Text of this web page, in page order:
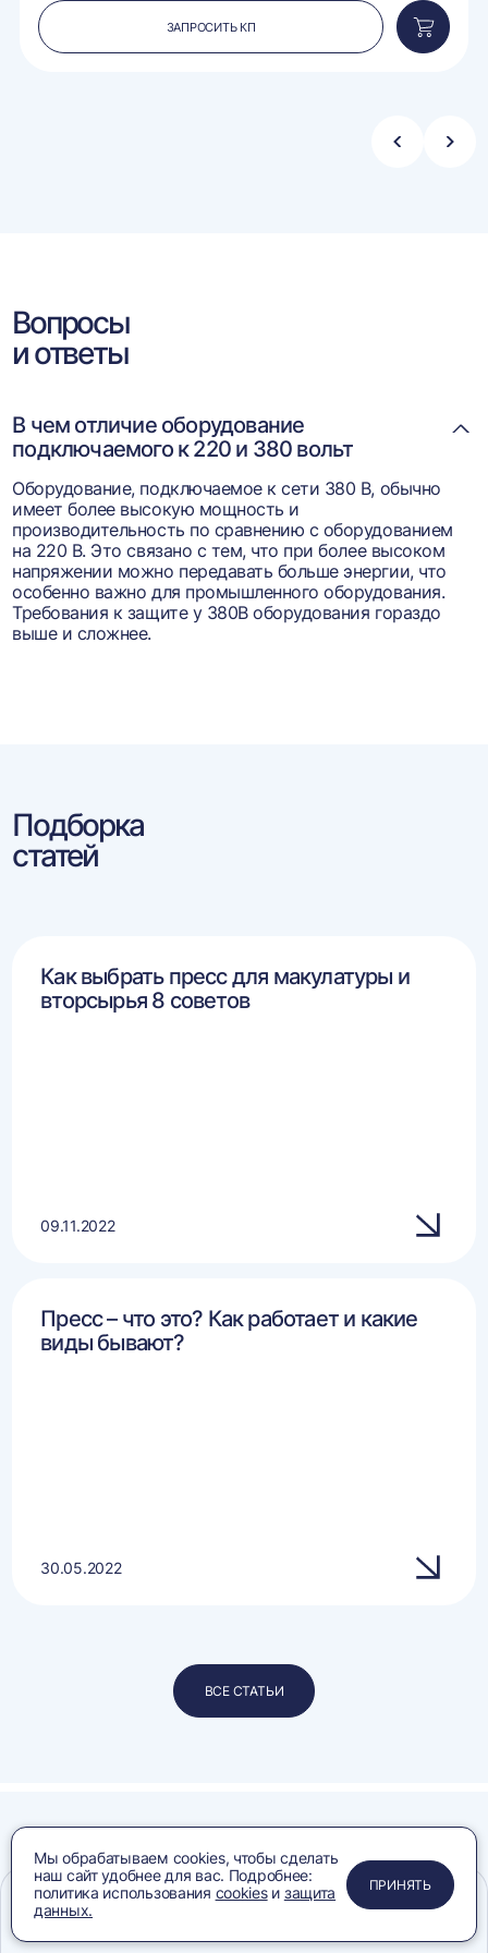
ЗАПРОСИТЬ КП
в
Стрелка
Вопросы
и ответы
В чем отличие оборудование
подключаемого к 220 и 380 вольт
Оборудование, подключаемое к сети 380 В, обычно
имеет более высокую мощность и
производительность по сравнению с оборудованием
на 220 В. Это связано с тем, что при более высоком
напряжении можно передавать больше энергии, что
особенно важно для промышленного оборудования.
Требования к защите у 380В оборудования гораздо
выше и сложнее.
Подборка
статей
Как выбрать пресс для макулатуры и
вторсырья 8 советов
09.11.2022
Пресс – что это? Как работает и какие
виды бывают?
30.05.2022
ВСЕ СТАТЬИ
Лицензии
и сертификаты
ПРИМЕНИТЬ
ЗАКРЫТЬ
ЗАКРЫТЬ
ЗАКРЫТЬ
Мы обрабатываем cookies, чтобы сделать
наш сайт удобнее для вас. Подробнее:
политика использования cookiesи защита
данных.
ПРИНЯТЬ